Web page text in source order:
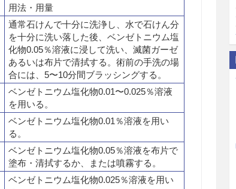
用法・用量
通常石けんで十分に洗浄し、水で石けん分
を十分に洗い落した後、ベンゼトニウム塩
化物0.05％溶液に浸して洗い、滅菌ガーゼ
あるいは布片で清拭する。術前の手洗の場
合には、5〜10分間ブラッシングする。
ベンゼトニウム塩化物0.01〜0.025％溶液
を用いる。
ベンゼトニウム塩化物0.01％溶液を用い
る。
ベンゼトニウム塩化物0.05％溶液を布片で
塗布・清拭するか、または噴霧する。
ベンゼトニウム塩化物0.025％溶液を用い